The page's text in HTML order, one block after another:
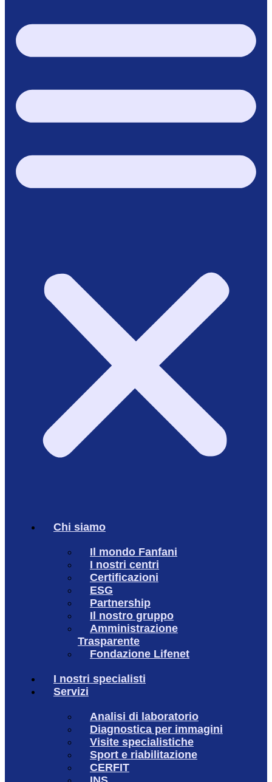
Chi siamo
Il mondo Fanfani
I nostri centri
Certificazioni
ESG
Partnership
Il nostro gruppo
Amministrazione
Trasparente
Fondazione Lifenet
I nostri specialisti
Servizi
Analisi di laboratorio
Diagnostica per immagini
Visite specialistiche
Sport e riabilitazione
CERFIT